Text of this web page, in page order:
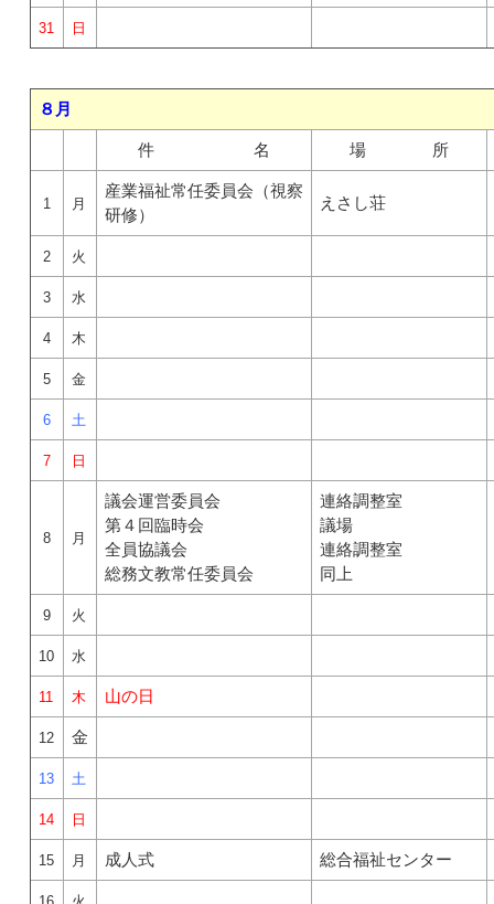
31 日
８月
件 名 場 所
1 月
産業福祉常任委員会（視察
研修）
えさし荘
2 火
3 水
4 木
5 金
6 土
7 日
8 月
議会運営委員会
第４回臨時会
全員協議会
総務文教常任委員会
連絡調整室
議場
連絡調整室
同上
9 火
10 水
11 木 山の日
12 金
13 土
14 日
15 月 成人式 総合福祉センター